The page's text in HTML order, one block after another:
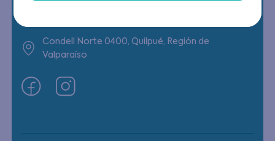
Condell Norte 0400, Quilpué, Región de
Valparaíso